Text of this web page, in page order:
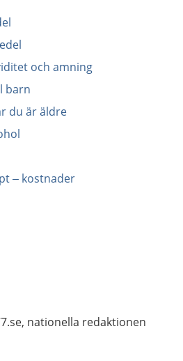
och amning
barn
du är äldre
– kostnader
nationella redaktionen